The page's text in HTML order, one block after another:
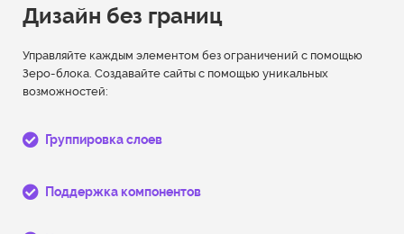
Дизайн без границ
Управляйте каждым элементом без ограничений с помощью
Зеро-блока. Создавайте сайты с помощью уникальных
возможностей:
Группировка слоев
Поддержка компонентов